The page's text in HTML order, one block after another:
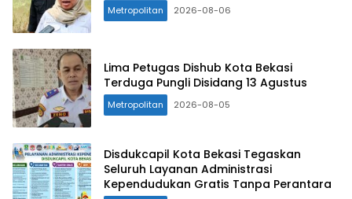
Metropolitan 2026-08-06
Lima Petugas Dishub Kota Bekasi
Terduga Pungli Disidang 13 Agustus
Metropolitan 2026-08-05
Disdukcapil Kota Bekasi Tegaskan
Seluruh Layanan Administrasi
Kependudukan Gratis Tanpa Perantara